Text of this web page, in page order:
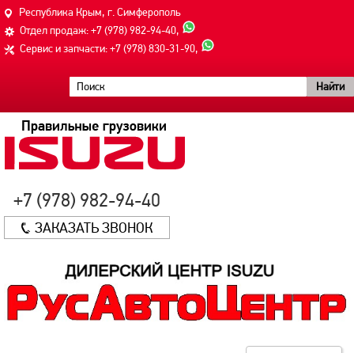
Республика Крым, г. Симферополь
Отдел продаж:+7 (978) 982-94-40,
Сервис и запчасти:+7 (978) 830-31-90,
+7 (978) 982-94-40
ЗАКАЗАТЬ ЗВОНОК